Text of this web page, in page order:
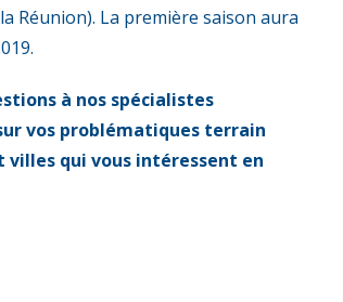
Réunion). La première saison aura
à nos spécialistes
vos problématiques terrain
villes qui vous intéressent en